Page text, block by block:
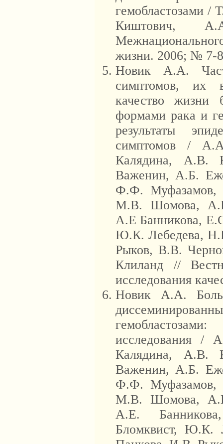
гемобластозами
Киштович,
жизни. 2006; № 7-
Новик А.А.
симптомов, их
качество жизни
формами рака и
результаты
симптомов /
Калядина, А.В.
Важенин, А.Б.
Ф.Ф. Муфазамов,
М.В. Шомова,
А.Е Банникова,
Ю.К. Лебедева,
Рыков, В.В.
Клиланд //
исследования
Новик А.А.
исследования
Калядина, А.В.
Важенин, А.Б.
Ф.Ф. Муфазамов,
М.В. Шомова,
А.Е.
Бломквист, Ю.К.